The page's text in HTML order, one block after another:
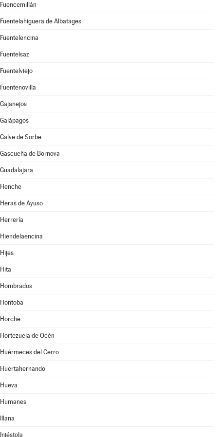
Fuencemillán
Fuentelahiguera de Albatages
Fuentelencina
Fuentelsaz
Fuentelviejo
Fuentenovilla
Gajanejos
Galápagos
Galve de Sorbe
Gascueña de Bornova
Guadalajara
Henche
Heras de Ayuso
Herrería
Hiendelaencina
Hijes
Hita
Hombrados
Hontoba
Horche
Hortezuela de Océn
Huérmeces del Cerro
Huertahernando
Hueva
Humanes
Illana
Iniéstola